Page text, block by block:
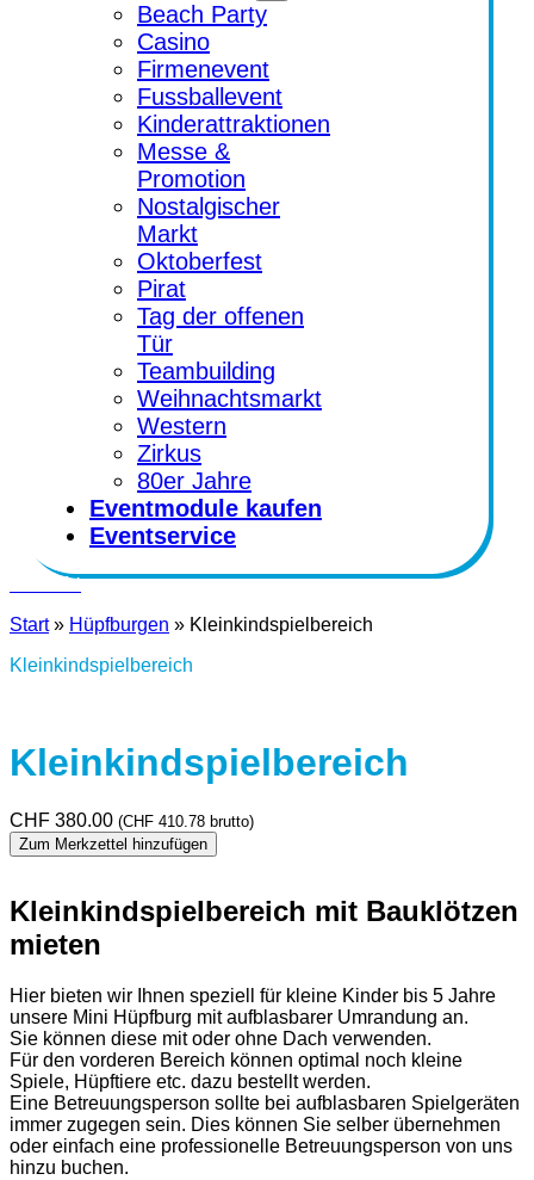
Beach Party
Casino
Firmenevent
Fussballevent
Kinderattraktionen
Messe &
Promotion
Nostalgischer
Markt
Oktoberfest
Pirat
Tag der offenen
Tür
Teambuilding
Weihnachtsmarkt
Western
Zirkus
80er Jahre
Eventmodule kaufen
Eventservice
Kontakt
Start» Hüpfburgen » Kleinkindspielbereich
Kleinkindspielbereich
Kleinkindspielbereich
CHF 380.00 (CHF 410.78 brutto)
Zum Merkzettel hinzufügen
Kleinkindspielbereich mit Bauklötzen
mieten
Hier bieten wir Ihnen speziell für kleine Kinder bis 5 Jahre
unsere Mini Hüpfburg mit aufblasbarer Umrandung an.
Sie können diese mit oder ohne Dach verwenden.
Für den vorderen Bereich können optimal noch kleine
Spiele, Hüpftiere etc. dazu bestellt werden.
Eine Betreuungsperson sollte bei aufblasbaren Spielgeräten
immer zugegen sein. Dies können Sie selber übernehmen
oder einfach eine professionelle Betreuungsperson von uns
hinzu buchen.